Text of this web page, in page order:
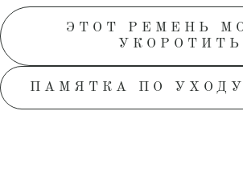
ЭТОТ РЕМЕНЬ
УКОРОТИТЬ
ПАМЯТКА ПО УХОДУ